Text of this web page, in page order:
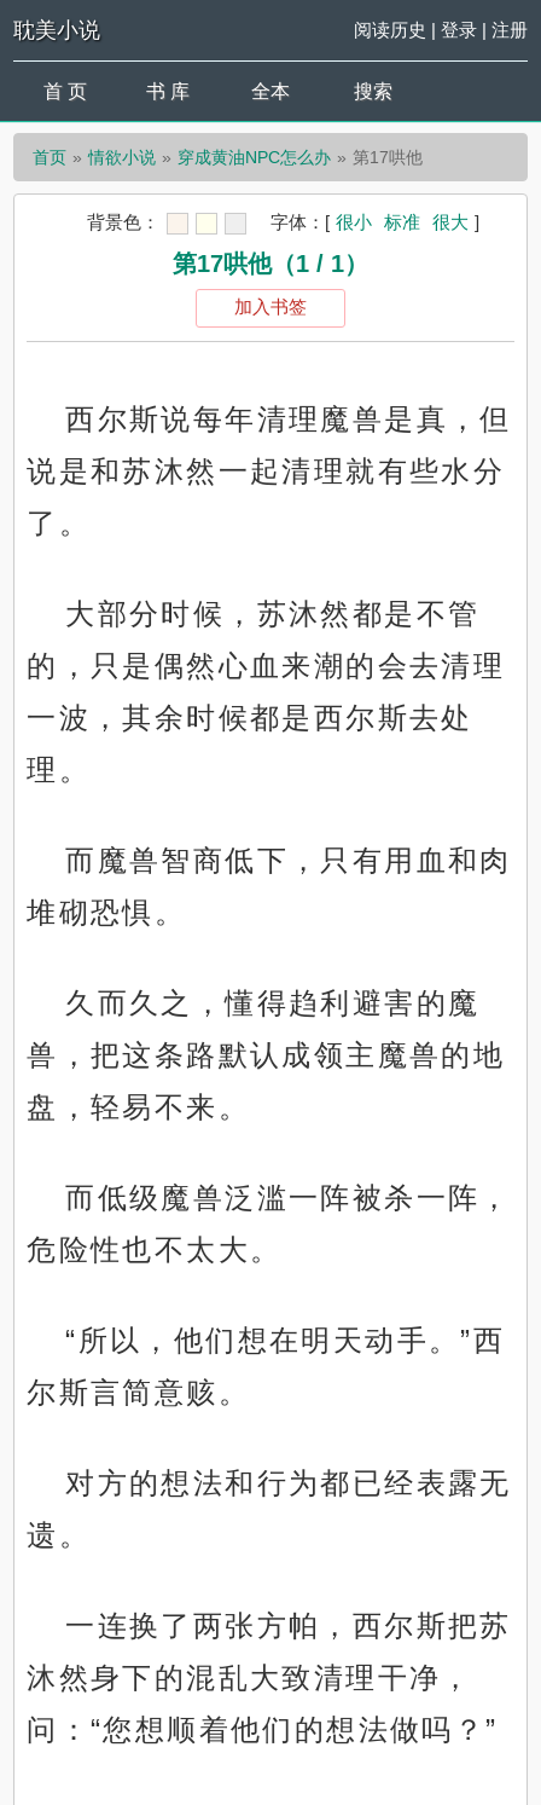
耽美小说 阅读历史 | 登录| 注册
首 页 书 库 全本 搜索
首页 情欲小说 穿成黄油NPC怎么办 第17哄他
背景色： 字体： [ 很小 标准 很大 ]
第17哄他（1 / 1）
加入书签
西尔斯说每年清理魔兽是真，但
说是和苏沐然一起清理就有些水分
了。
大部分时候，苏沐然都是不管
的，只是偶然心血来潮的会去清理
一波，其余时候都是西尔斯去处
理。
而魔兽智商低下，只有用血和肉
堆砌恐惧。
久而久之，懂得趋利避害的魔
兽，把这条路默认成领主魔兽的地
盘，轻易不来。
而低级魔兽泛滥一阵被杀一阵，
危险性也不太大。
“所以，他们想在明天动手。”西
尔斯言简意赅。
对方的想法和行为都已经表露无
遗。
一连换了两张方帕，西尔斯把苏
沐然身下的混乱大致清理干净，
问：“您想顺着他们的想法做吗？”